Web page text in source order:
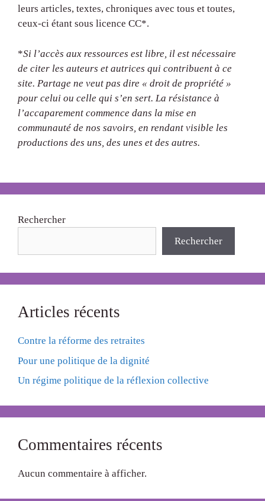
leurs articles, textes, chroniques avec tous et toutes,
ceux-ci étant sous licence CC*.
*Si l’accès aux ressources est libre, il est nécessaire
de citer les auteurs et autrices qui contribuent à ce
site. Partage ne veut pas dire « droit de propriété »
pour celui ou celle qui s’en sert. La résistance à
l’accaparement commence dans la mise en
communauté de nos savoirs, en rendant visible les
productions des uns, des unes et des autres.
Rechercher
Rechercher
Articles récents
Contre la réforme des retraites
Pour une politique de la dignité
Un régime politique de la réflexion collective
Commentaires récents
Aucun commentaire à afficher.